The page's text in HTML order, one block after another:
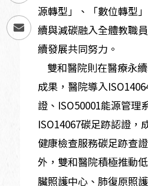
源轉型」、「數位轉型
續與減碳融入全體教職
續發展共同努力。
雙和醫院則在醫療永
成果，醫院導入
證、ISO50001能源管理
ISO14067碳足跡認證，
健康檢查服務碳足跡查
外，雙和醫院積極推動
臟照護中心、肺復原照